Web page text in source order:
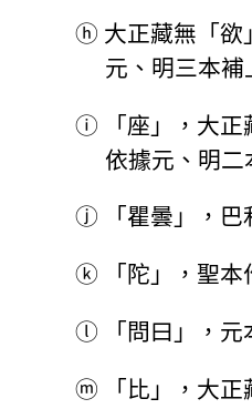
ⓗ 大正藏無「欲
元、明三本補
ⓘ
「座」，大
依據元、明二
ⓙ 「瞿曇」，巴
ⓚ 「陀」，聖
ⓛ 「問曰」，
ⓜ
「比」，大